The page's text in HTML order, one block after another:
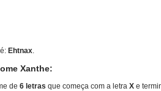
Ehtnax.
Xanthe:
de 6 letras que começa com a letra X e